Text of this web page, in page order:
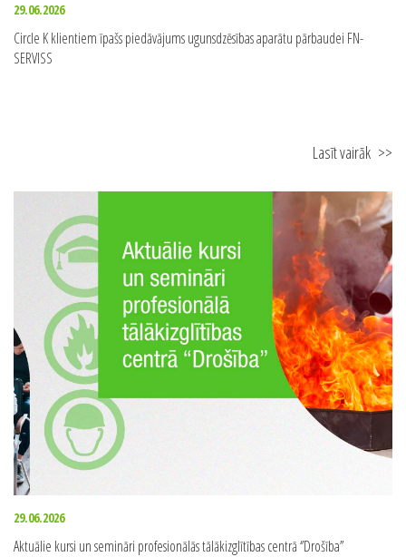
29.06.2026
Circle K klientiem īpašs piedāvājums ugunsdzēsības aparātu pārbaudei FN-
SERVISS
Lasīt vairāk >>
29.06.2026
Aktuālie kursi un semināri profesionālās tālākizglītības centrā ‘’Drošība’’